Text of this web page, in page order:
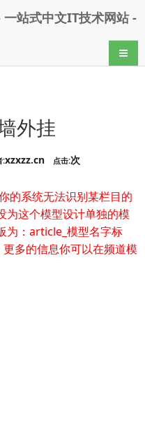
站式中文IT技术网站 -
导航
外挂
:xzxzz.cn 点击:次
的系统无法识别某栏目的
为这个模型设计单独的模
为：article_模型名字标
多的信息你可以在频道模